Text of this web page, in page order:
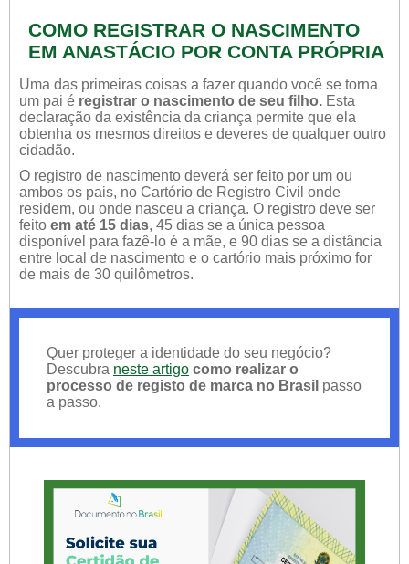
COMO REGISTRAR O NASCIMENTO
EM ANASTÁCIO POR CONTA PRÓPRIA
Uma das primeiras coisas a fazer quando você se torna
um pai é registrar o nascimento de seu filho. Esta
declaração da existência da criança permite que ela
obtenha os mesmos direitos e deveres de qualquer outro
cidadão.
O registro de nascimento deverá ser feito por um ou
ambos os pais, no Cartório de Registro Civil onde
residem, ou onde nasceu a criança. O registro deve ser
feito em até 15 dias, 45 dias se a única pessoa
disponível para fazê-lo é a mãe, e 90 dias se a distância
entre local de nascimento e o cartório mais próximo for
de mais de 30 quilômetros.
Quer proteger a identidade do seu negócio?
Descubra neste artigo como realizar o
processo de registo de marca no Brasil passo
a passo.